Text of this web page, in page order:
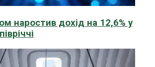
наростив дохід на 12,6% у